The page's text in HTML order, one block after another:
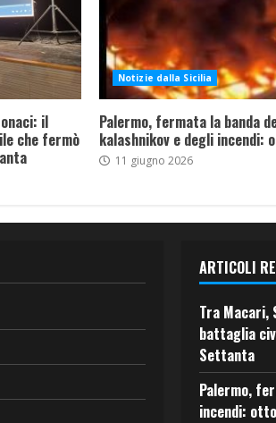
il
che fermò
Notizie dalla Sicilia
Palermo, fermata la banda
kalashnikov e degli incendi:
11 giugno 2026
ARTICOLI
Tra Macari,
battaglia
Settanta
Palermo,
incendi: